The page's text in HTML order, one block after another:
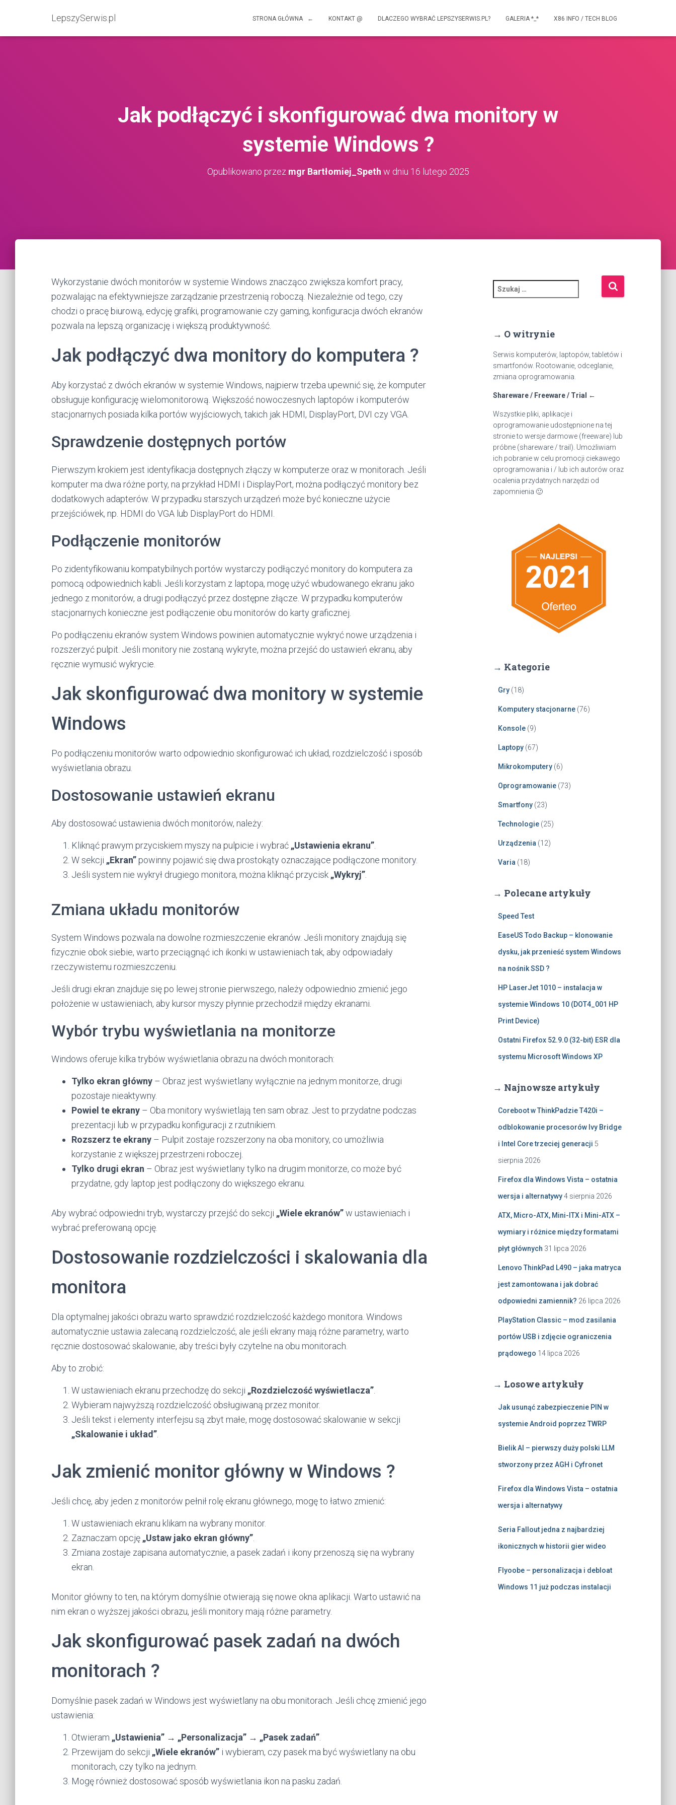
LepszySerwis.pl STRONA GŁÓWNA ← KONTAKT @ DLACZEGO WYBRAĆ LEPSZYSERWIS.PL? GALERIA *_* X86 INFO / TECH BLOG
Jak podłączyć i skonfigurować dwa monitory w
systemie Windows ?
Opublikowano przez mgr Bartłomiej_Speth w dniu 16 lutego 2025
Wykorzystanie dwóch monitorów w systemie Windows znacząco zwiększa komfort pracy,
pozwalając na efektywniejsze zarządzanie przestrzenią roboczą. Niezależnie od tego, czy
chodzi o pracę biurową, edycję grafiki, programowanie czy gaming, konfiguracja dwóch ekranów
pozwala na lepszą organizację i większą produktywność.
Jak podłączyć dwa monitory do komputera ?
Aby korzystać z dwóch ekranów w systemie Windows, najpierw trzeba upewnić się, że komputer
obsługuje konfigurację wielomonitorową. Większość nowoczesnych laptopów i komputerów
stacjonarnych posiada kilka portów wyjściowych, takich jak HDMI, DisplayPort, DVI czy VGA.
Sprawdzenie dostępnych portów
Pierwszym krokiem jest identyfikacja dostępnych złączy w komputerze oraz w monitorach. Jeśli
komputer ma dwa różne porty, na przykład HDMI i DisplayPort, można podłączyć monitory bez
dodatkowych adapterów. W przypadku starszych urządzeń może być konieczne użycie
przejściówek, np. HDMI do VGA lub DisplayPort do HDMI.
Podłączenie monitorów
Po zidentyfikowaniu kompatybilnych portów wystarczy podłączyć monitory do komputera za
pomocą odpowiednich kabli. Jeśli korzystam z laptopa, mogę użyć wbudowanego ekranu jako
jednego z monitorów, a drugi podłączyć przez dostępne złącze. W przypadku komputerów
stacjonarnych konieczne jest podłączenie obu monitorów do karty graficznej.
Po podłączeniu ekranów system Windows powinien automatycznie wykryć nowe urządzenia i
rozszerzyć pulpit. Jeśli monitory nie zostaną wykryte, można przejść do ustawień ekranu, aby
ręcznie wymusić wykrycie.
Jak skonfigurować dwa monitory w systemie
Windows
Po podłączeniu monitorów warto odpowiednio skonfigurować ich układ, rozdzielczość i sposób
wyświetlania obrazu.
Dostosowanie ustawień ekranu
Aby dostosować ustawienia dwóch monitorów, należy:
Kliknąć prawym przyciskiem myszy na pulpicie i wybrać „Ustawienia ekranu”
W sekcji „Ekran” powinny pojawić się dwa prostokąty oznaczające podłączone monitory.
Jeśli system nie wykrył drugiego monitora, można kliknąć przycisk „Wykryj”
Zmiana układu monitorów
System Windows pozwala na dowolne rozmieszczenie ekranów. Jeśli monitory znajdują się
fizycznie obok siebie, warto przeciągnąć ich ikonki w ustawieniach tak, aby odpowiadały
rzeczywistemu rozmieszczeniu.
Jeśli drugi ekran znajduje się po lewej stronie pierwszego, należy odpowiednio zmienić jego
położenie w ustawieniach, aby kursor myszy płynnie przechodził między ekranami.
Wybór trybu wyświetlania na monitorze
Windows oferuje kilka trybów wyświetlania obrazu na dwóch monitorach:
Tylko ekran główny – Obraz jest wyświetlany wyłącznie na jednym monitorze, drugi
pozostaje nieaktywny.
Powiel te ekrany – Oba monitory wyświetlają ten sam obraz. Jest to przydatne podczas
prezentacji lub w przypadku konfiguracji z rzutnikiem.
Rozszerz te ekrany – Pulpit zostaje rozszerzony na oba monitory, co umożliwia
korzystanie z większej przestrzeni roboczej.
Tylko drugi ekran – Obraz jest wyświetlany tylko na drugim monitorze, co może być
przydatne, gdy laptop jest podłączony do większego ekranu.
Aby wybrać odpowiedni tryb, wystarczy przejść do sekcji „Wiele ekranów”w ustawieniach i
wybrać preferowaną opcję.
Dostosowanie rozdzielczości i skalowania dla
monitora
Dla optymalnej jakości obrazu warto sprawdzić rozdzielczość każdego monitora. Windows
automatycznie ustawia zalecaną rozdzielczość, ale jeśli ekrany mają różne parametry, warto
ręcznie dostosować skalowanie, aby treści były czytelne na obu monitorach.
Aby to zrobić:
W ustawieniach ekranu przechodzę do sekcji „Rozdzielczość wyświetlacza”
Wybieram najwyższą rozdzielczość obsługiwaną przez monitor.
Jeśli tekst i elementy interfejsu są zbyt małe, mogę dostosować skalowanie w sekcji
„Skalowanie i układ”
Jak zmienić monitor główny w Windows ?
Jeśli chcę, aby jeden z monitorów pełnił rolę ekranu głównego, mogę to łatwo zmienić:
W ustawieniach ekranu klikam na wybrany monitor.
Zaznaczam opcję „Ustaw jako ekran główny”
Zmiana zostaje zapisana automatycznie, a pasek zadań i ikony przenoszą się na wybrany
ekran.
Monitor główny to ten, na którym domyślnie otwierają się nowe okna aplikacji. Warto ustawić na
nim ekran o wyższej jakości obrazu, jeśli monitory mają różne parametry.
Jak skonfigurować pasek zadań na dwóch
monitorach ?
Domyślnie pasek zadań w Windows jest wyświetlany na obu monitorach. Jeśli chcę zmienić jego
ustawienia:
Otwieram „Ustawienia” → „Personalizacja” → „Pasek zadań”
Przewijam do sekcji „Wiele ekranów” i wybieram, czy pasek ma być wyświetlany na obu
monitorach, czy tylko na jednym.
Mogę również dostosować sposób wyświetlania ikon na pasku zadań.
z
:
→ O witrynie
Serwis komputerów, laptopów, tabletów i
smartfonów. Rootowanie, odceglanie,
zmiana oprogramowania.
Shareware / Freeware / Trial ←
Wszystkie pliki, aplikacje i
oprogramowanie udostępnione na tej
stronie to wersje darmowe (freeware) lub
próbne (shareware / trail). Umożliwiam
ich pobranie w celu promocji ciekawego
oprogramowania i / lub ich autorów oraz
ocalenia przydatnych narzędzi od
zapomnienia 🙂
→ Kategorie
Gry(18)
Komputery stacjonarne(76)
Konsole(9)
Laptopy(67)
Mikrokomputery(6)
Oprogramowanie(73)
Smartfony(23)
Technologie(25)
Urządzenia (12)
Varia (18)
→ Polecane artykuły
Speed Test
EaseUS Todo Backup – klonowanie
dysku, jak przenieść system Windows
na nośnik SSD ?
HP LaserJet 1010 – instalacja w
systemie Windows 10 (DOT4_001 HP
Print Device)
Ostatni Firefox 52.9.0 (32-bit) ESR dla
systemu Microsoft Windows XP
→ Najnowsze artykuły
Coreboot w ThinkPadzie T420i –
odblokowanie procesorów Ivy Bridge
i Intel Core trzeciej generacji 5
sierpnia 2026
Firefox dla Windows Vista – ostatnia
wersja i alternatywy 4 sierpnia 2026
ATX, Micro-ATX, Mini-ITX i Mini-ATX –
wymiary i różnice między formatami
płyt głównych 31 lipca 2026
Lenovo ThinkPad L490 – jaka matryca
jest zamontowana i jak dobrać
odpowiedni zamiennik? 26 lipca 2026
PlayStation Classic – mod zasilania
portów USB i zdjęcie ograniczenia
prądowego 14 lipca 2026
→ Losowe artykuły
Jak usunąć zabezpieczenie PIN w
systemie Android poprzez TWRP
Bielik AI – pierwszy duży polski LLM
stworzony przez AGH i Cyfronet
Firefox dla Windows Vista – ostatnia
wersja i alternatywy
Seria Fallout jedna z najbardziej
ikonicznych w historii gier wideo
Flyoobe – personalizacja i debloat
Windows 11 już podczas instalacji